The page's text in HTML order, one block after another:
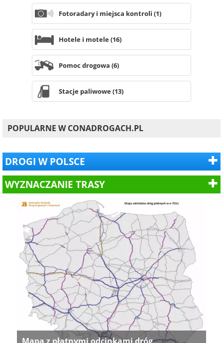
Fotoradary i miejsca kontroli (1)
Hotele i motele (16)
Pomoc drogowa (6)
Stacje paliwowe (13)
POPULARNE W CONADROGACH.PL
DROGI W POLSCE
WYZNACZANIE TRASY